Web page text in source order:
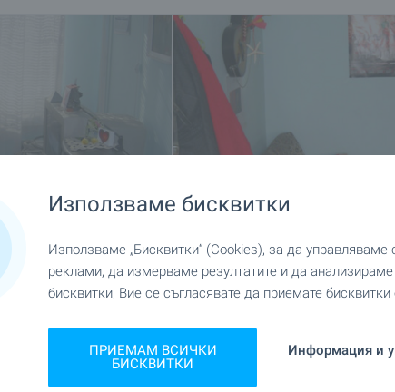
Използваме бисквитки
Използваме „Бисквитки“ (Cookies), за да
реклами, да измерваме резултатите и да
бисквитки, Вие се съгласявате да приемате бисквитки
ПРИЕМАМ ВСИЧКИ
БИСКВИТКИ
Информация и